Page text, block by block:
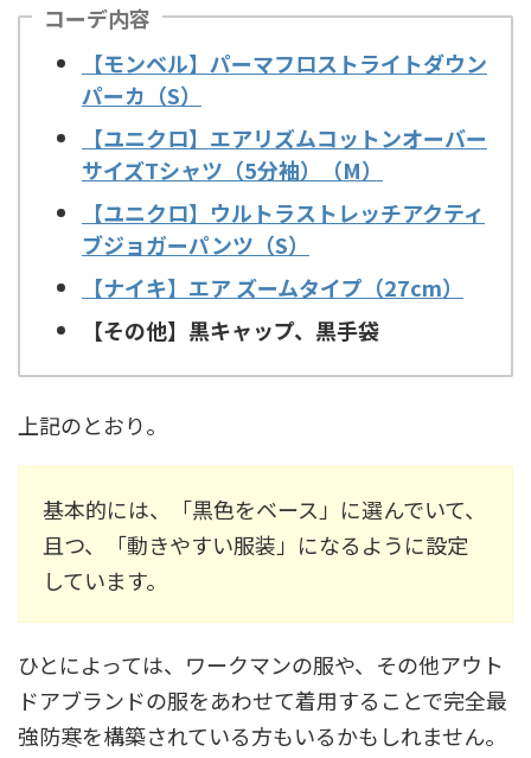
コーデ内容
【モンベル】パーマフロストライトダウン
パーカ（S）
【ユニクロ】エアリズムコットンオーバー
サイズTシャツ（5分袖）（M）
【ユニクロ】ウルトラストレッチアクティ
ブジョガーパンツ（S）
【ナイキ】エア ズームタイプ（27cm）
【その他】黒キャップ、黒手袋
上記のとおり。
基本的には、「黒色をベース」に選んでいて、
且つ、「動きやすい服装」になるように設定
しています。
ひとによっては、ワークマンの服や、その他アウト
ドアブランドの服をあわせて着用することで完全最
強防寒を構築されている方もいるかもしれません。